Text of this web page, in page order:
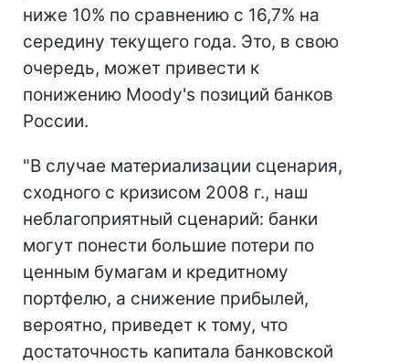
ниже 10% по сравнению с 16,7% на
середину текущего года. Это, в свою
очередь, может привести к
понижению Moody's позиций банков
России.
"В случае материализации сценария,
сходного с кризисом 2008 г., наш
неблагоприятный сценарий: банки
могут понести большие потери по
ценным бумагам и кредитному
портфелю, а снижение прибылей,
вероятно, приведет к тому, что
достаточность капитала банковской